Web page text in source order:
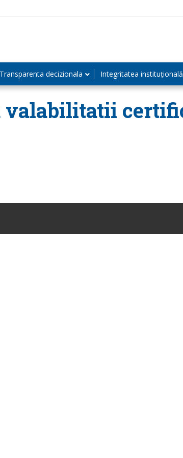
Transparenta decizionala Integritatea instituțională
valabilitatii